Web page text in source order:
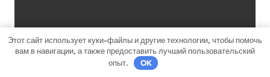
а
п Михаил Задорнов — талантливый
Этот сайт использует куки-файлы и другие технологии, чтобы помочь
вам в навигации, а также предоставить лучший пользовательский
опыт.
OK